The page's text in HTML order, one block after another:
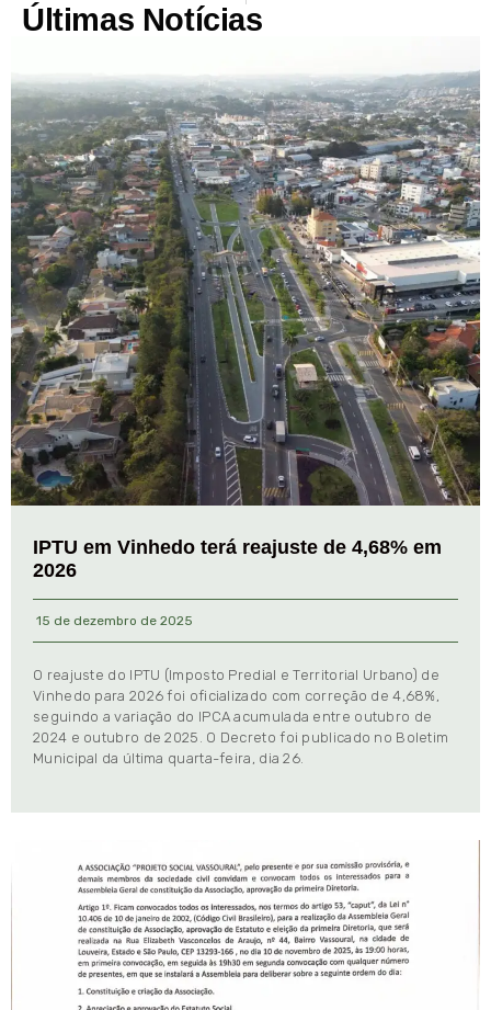
Últimas Notícias
IPTU em Vinhedo terá reajuste de 4,68% em
2026
15 de dezembro de 2025
O reajuste do IPTU (Imposto Predial e Territorial Urbano) de
Vinhedo para 2026 foi oficializado com correção de 4,68%,
seguindo a variação do IPCA acumulada entre outubro de
2024 e outubro de 2025. O Decreto foi publicado no Boletim
Municipal da última quarta-feira, dia 26.